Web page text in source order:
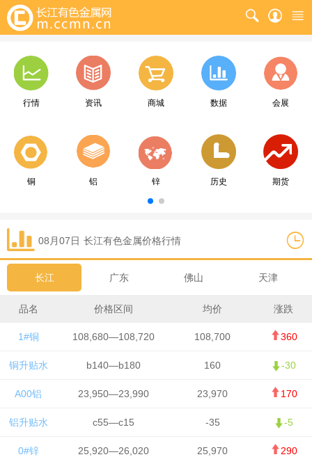
行情 资讯 商城 数据 会展
铜 铝 锌 历史 期货
08月07日 长江有色金属价格行情
长江 广东 佛山 天津
品名 价格区间 均价 涨跌
1#铜 108,680—108,720 108,700 360
铜升贴水 b140—b180 160 -30
A00铝 23,950—23,990 23,970 170
铝升贴水 c55—c15 -35 -5
0#锌 25,920—26,020 25,970 290